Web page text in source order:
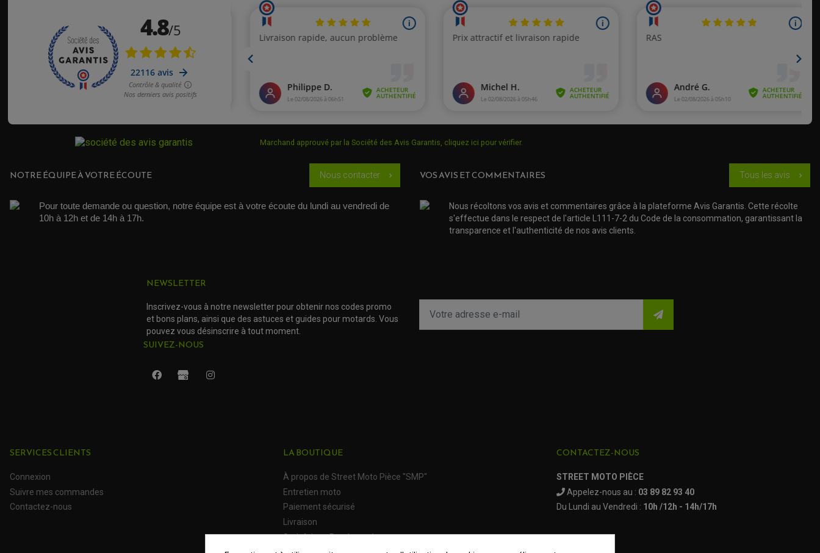
Marchand approuvé par la Société des Avis Garantis, cliquez ici pour vérifier.
NOTRE ÉQUIPE À VOTRE ÉCOUTE Nous contacter chevron_right
Pour toute demande ou question, notre équipe est à votre écoute du lundi au vendredi de
10h à 12h et de 14h à 17h.
VOS AVIS ET COMMENTAIRES Tous les avis chevron_right
Nous récoltons vos avis et commentaires grâce à la plateforme Avis Garantis. Cette récolte
s'effectue dans le respect de l'article L111-7-2 du Code de la consommation, garantissant la
transparence et l'authenticité de nos avis clients.
NEWSLETTER
Inscrivez-vous à notre newsletter pour obtenir nos codes promo
et bons plans, ainsi que des astuces et guides pour motards. Vous
pouvez vous désinscrire à tout moment.
SUIVEZ-NOUS
SERVICES CLIENTS
Connexion
Suivre mes commandes
Contactez-nous
LA BOUTIQUE
À propos de Street Moto Pièce "SMP"
Entretien moto
Paiement sécurisé
Livraison
Satisfait ou Remboursé
CONTACTEZ-NOUS
STREET MOTO PIÈCE
Appelez-nous au : 03 89 82 93 40
Du Lundi au Vendredi : 10h /12h - 14h/17h